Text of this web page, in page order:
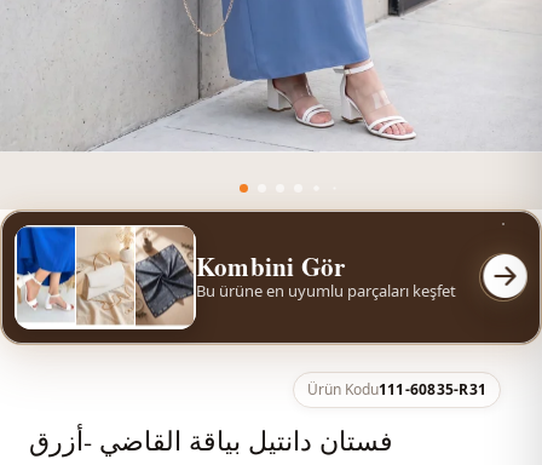
Kombini Gör
Bu ürüne en uyumlu parçaları keşfet
Ürün Kodu111-60835-R31
فستان دانتيل بياقة القاضي -أزرق